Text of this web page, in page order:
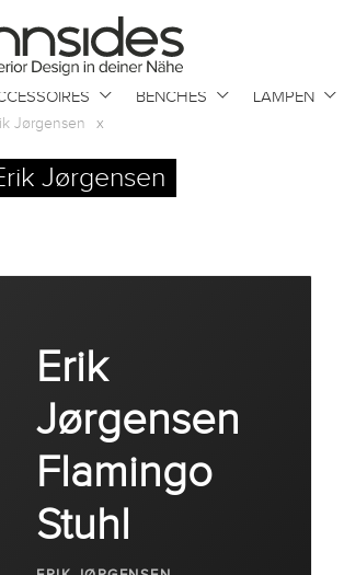
BENCHES LAMPEN
Jørgensen x
Jørgensen
Erik
Jørgensen
Flamingo
Stuhl